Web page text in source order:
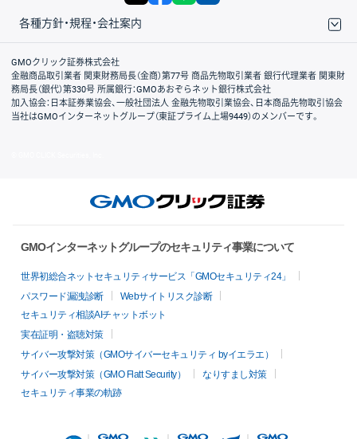
各種方針・規程・会社案内
取引規程・約款
サイトマップ
その他のご案内
個人情報保護方針
最良執行方針
サイトのご利用について
ディスクレイマー
信託保全
リスク説明
会社案内
GMOクリック証券株式会社
金融商品取引業者 関東財務局長（金商）第77号 商品先物取引業者 銀行代理業者 関東財
務局長（銀代）第330号 所属銀行：GMOあおぞらネット銀行株式会社
加入協会：日本証券業協会、一般社団法人 金融先物取引業協会、日本商品先物取引協会
当社はGMOインターネットグループ（東証プライム上場9449）のメンバーです。
GMOインターネットグループのセキュリティ事業について
世界初総合ネットセキュリティサービス「GMOセキュリティ24」
パスワード漏洩診断
Webサイトリスク診断
セキュリティ相談AIチャットボット
実在証明・盗聴対策
サイバー攻撃対策（GMOサイバーセキュリティ byイエラエ）
サイバー攻撃対策（GMO Flatt Security）
なりすまし対策
セキュリティ事業の軌跡